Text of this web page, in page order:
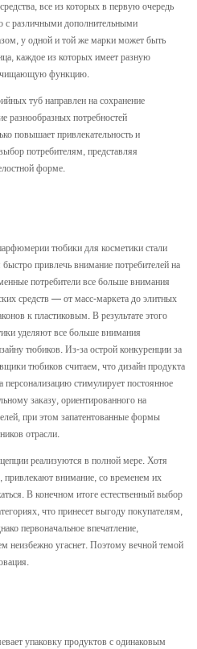
все из которых в первую очередь
с различными дополнительными
у одной и той же марки может быть
каждое из которых имеет разную
функцию.
туб направлен на сохранение
разнообразных потребностей
повышает привлекательность и
потребителям, представляя
форме.
тюбики для косметики стали
привлечь внимание потребителей на
потребители все больше внимания
средств — от масс-маркета до элитных
к пластиковым. В результате этого
уделяют все больше внимания
тюбиков. Из-за острой конкуренции за
тюбиков считаем, что дизайн продукта
стимулирует постоянное
заказу, ориентированного на
при этом запатентованные формы
отрасли.
реализуются в полной мере. Хотя
внимание, со временем их
В конечном итоге естественный выбор
что принесет выгоду покупателям,
первоначальное впечатление,
неизбежно угаснет. Поэтому вечной темой
упаковку продуктов с одинаковым